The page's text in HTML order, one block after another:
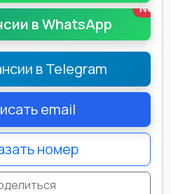
в WhatsApp
New
в Telegram
email
номер